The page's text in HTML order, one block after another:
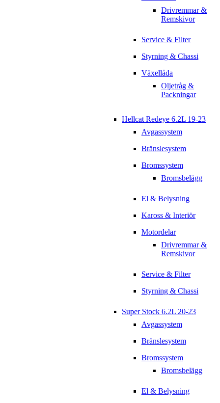
Drivremmar &
Remskivor
Service & Filter
Styrning & Chassi
Växellåda
Oljetråg &
Packningar
Hellcat Redeye 6.2L 19-23
Avgassystem
Bränslesystem
Bromssystem
Bromsbelägg
El & Belysning
Kaross & Interiör
Motordelar
Drivremmar &
Remskivor
Service & Filter
Styrning & Chassi
Super Stock 6.2L 20-23
Avgassystem
Bränslesystem
Bromssystem
Bromsbelägg
El & Belysning